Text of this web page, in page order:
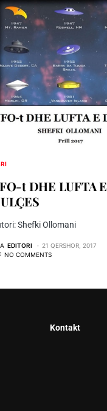
t DHE LUFTA E
Shefki Ollomani
EDITORI
21 QERSHOR, 2017
NO COMMENTS
Kontakt